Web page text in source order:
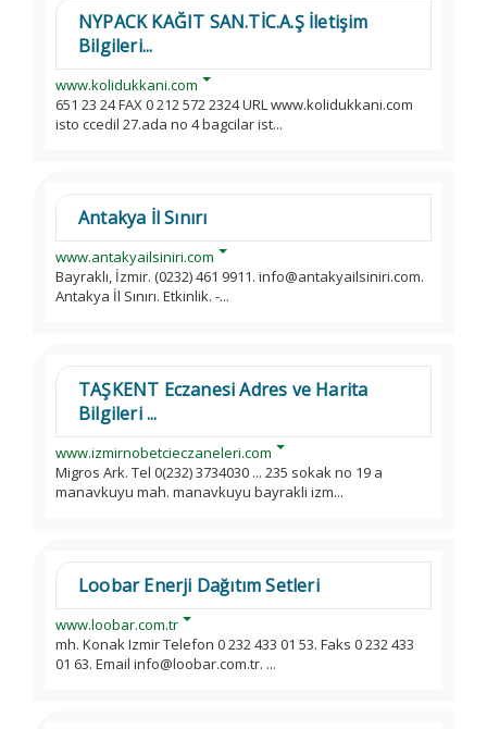
NYPACK KAĞIT SAN.TİC.A.Ş İletişim
Bilgileri...
www.kolidukkani.com
651 23 24 FAX 0 212 572 2324 URL www.kolidukkani.com
isto ccedil 27.ada no 4 bagcilar ist...
Antakya İl Sınırı
www.antakyailsiniri.com
Bayraklı, İzmir. (0232) 461 9911. info@antakyailsiniri.com.
Antakya İl Sınırı. Etkinlik. -...
TAŞKENT Eczanesi Adres ve Harita
Bilgileri ...
www.izmirnobetcieczaneleri.com
Migros Ark. Tel 0(232) 3734030 ... 235 sokak no 19 a
manavkuyu mah. manavkuyu bayrakli izm...
Loobar Enerji Dağıtım Setleri
www.loobar.com.tr
mh. Konak Izmir Telefon 0 232 433 01 53. Faks 0 232 433
01 63. Email info@loobar.com.tr. ...